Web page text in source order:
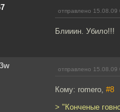
отправлено 15.08.09
Блииин. Убило!!!
отправлено 15.08.09
Кому: romero, #8
> "Конченые